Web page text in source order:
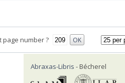
page number ? OK
Abraxas-Libris - Bécherel